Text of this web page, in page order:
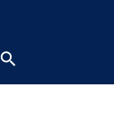
search